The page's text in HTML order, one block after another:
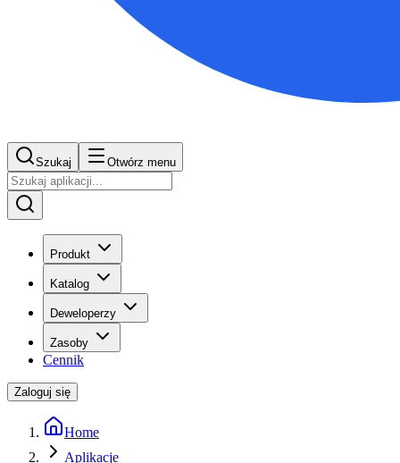
Szukaj Otwórz menu
Produkt
Katalog
Deweloperzy
Zasoby
Cennik
Zaloguj się
Home
Aplikacje